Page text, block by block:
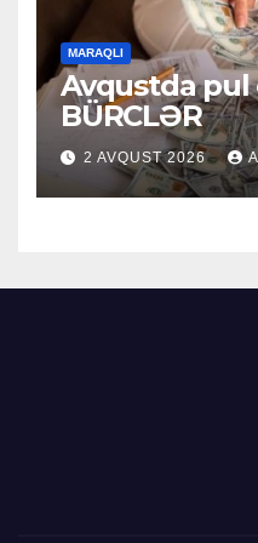
MARAQLI
Avqustda pul
BÜRCLƏR
2 AVQUST 2026